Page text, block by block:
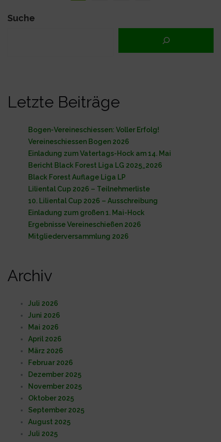
Beiträge
Suche
Letzte Beiträge
Bogen-Vereineschiessen: Voller Erfolg!
Vereineschiessen Bogen 2026
Einladung zum Vatertags-Hock am 14. Mai
Bericht Black Forest Liga LG 2025_2026
Black Forest Auflage Liga LP
Liliental Cup 2026 – Teilnehmerliste
10. Liliental Cup 2026 – Ausschreibung
Einladung zum großen 1. Mai-Hock
Ergebnisse Vereineschießen 2026
Mitgliederversammlung 2026
Archiv
Juli 2026
Juni 2026
Mai 2026
April 2026
März 2026
Februar 2026
Dezember 2025
November 2025
Oktober 2025
September 2025
August 2025
Juli 2025